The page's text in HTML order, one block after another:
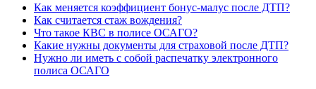
Как меняется коэффициент бонус-малус после ДТП?
Как считается стаж вождения?
Что такое КВС в полисе ОСАГО?
Какие нужны документы для страховой после ДТП?
Нужно ли иметь с собой распечатку электронного
полиса ОСАГО